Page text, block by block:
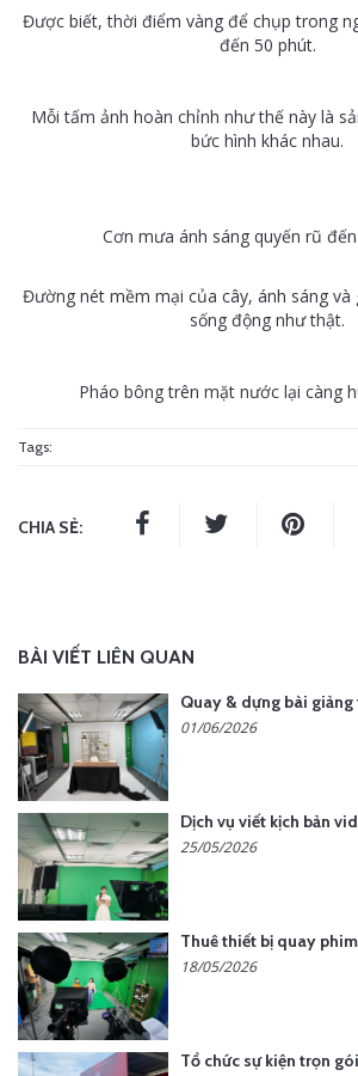
Được biết, thời điểm vàng để chụp trong
đến 50 phút.
Mỗi tấm ảnh hoàn chỉnh như thế này là
bức hình khác nhau.
Cơn mưa ánh sáng quyến rũ
Đường nét mềm mại của cây, ánh sáng và
sống động như thật.
Pháo bông trên mặt nước lại càng
Tags:
CHIA SẺ:
BÀI VIẾT LIÊN QUAN
01/06/2026
25/05/2026
18/05/2026